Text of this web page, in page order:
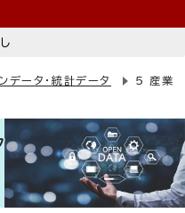
データ・統計データ
5 産業